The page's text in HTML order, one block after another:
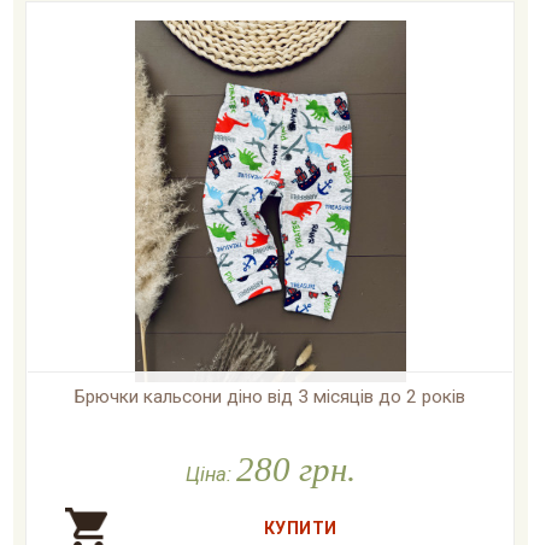
Брючки кальсони діно від 3 місяців до 2 років
Ціна: 280 грн.